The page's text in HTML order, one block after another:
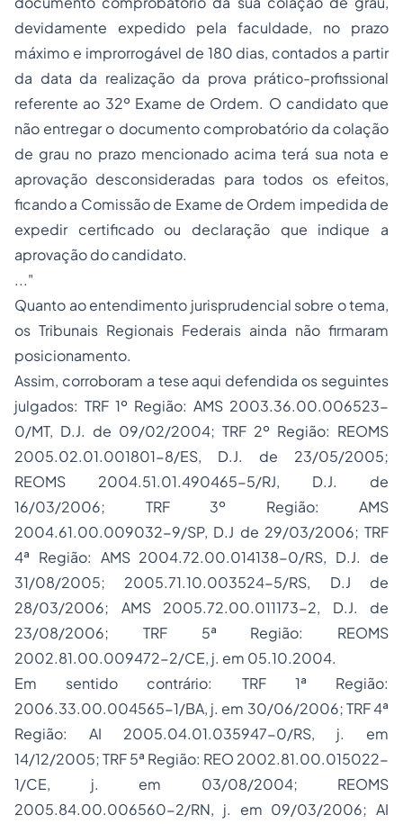
devidamente expedido pela faculdade, no prazo
máximo e improrrogável de 180 dias, contados a partir
da data da realização da prova prático-profissional
referente ao 32º Exame de Ordem. O candidato que
não entregar o documento comprobatório da colação
de grau no prazo mencionado acima terá sua nota e
aprovação desconsideradas para todos os efeitos,
ficando a Comissão de Exame de Ordem impedida de
expedir certificado ou declaração que indique a
aprovação do candidato.
..."
Quanto ao entendimento jurisprudencial sobre o tema,
os Tribunais Regionais Federais ainda não firmaram
posicionamento.
Assim, corroboram a tese aqui defendida os seguintes
julgados: TRF 1º Região: AMS 2003.36.00.006523-
0/MT, D.J. de 09/02/2004; TRF 2º Região: REOMS
2005.02.01.001801-8/ES, D.J. de 23/05/2005;
REOMS 2004.51.01.490465-5/RJ, D.J. de
16/03/2006; TRF 3º Região: AMS
2004.61.00.009032-9/SP, D.J de 29/03/2006; TRF
4ª Região: AMS 2004.72.00.014138-0/RS, D.J. de
31/08/2005; 2005.71.10.003524-5/RS, D.J de
28/03/2006; AMS 2005.72.00.011173-2, D.J. de
23/08/2006; TRF 5ª Região: REOMS
2002.81.00.009472-2/CE, j. em 05.10.2004.
Em sentido contrário: TRF 1ª Região:
2006.33.00.004565-1/BA, j. em 30/06/2006; TRF 4ª
Região: AI 2005.04.01.035947-0/RS, j. em
14/12/2005; TRF 5ª Região: REO 2002.81.00.015022-
1/CE, j. em 03/08/2004; REOMS
2005.84.00.006560-2/RN, j. em 09/03/2006; AI